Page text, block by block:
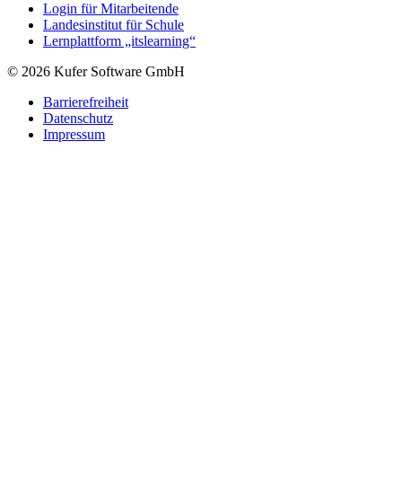
Login für Mitarbeitende
Landesinstitut für Schule
Lernplattform „itslearning“
© 2026 Kufer Software GmbH
Barrierefreiheit
Datenschutz
Impressum